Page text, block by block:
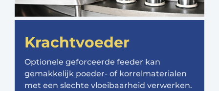
Krachtvoeder
Optionele geforceerde feeder kan
gemakkelijk poeder- of korrelmaterialen
met een slechte vloeibaarheid verwerken.